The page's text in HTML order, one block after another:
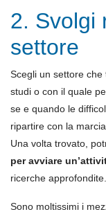
2. Svolgi
settore
Scegli un settore
studi o con il quale
se e quando le
ripartire con la
Una volta trovato,
per avviare
ricerche approfondite.
Sono moltissimi i